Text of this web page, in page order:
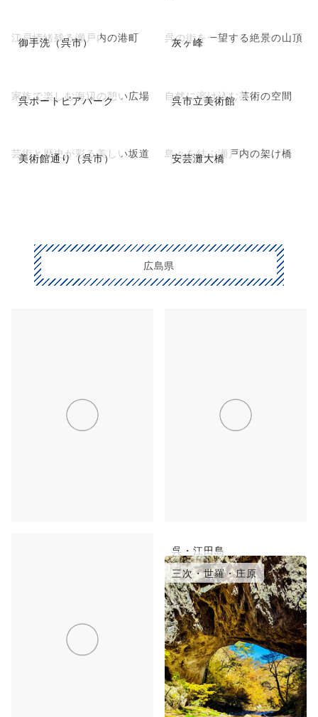
御手洗（呉市）
江戸情緒残る瀬戸内の港町 灰ヶ峰
呉の街を一望する絶景の山頂
呉ポートピアパーク
家族で楽しむ海辺の憩い広場 呉市立美術館
自然に溶け込む芸術の空間
美術館通り（呉市）
芸術と歴史が彩る美しい坂道 安芸灘大橋
島々を結ぶ瀬戸内の架け橋
広島県
呉・江田島
竹原・三原
三次・世羅・庄原